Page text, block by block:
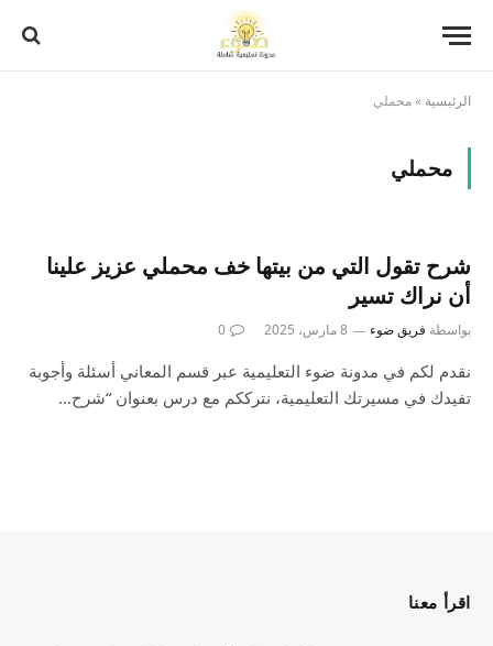
الرئيسية »محملي
محملي
شرح تقول التي من بيتها خف محملي عزيز علينا
أن نراك تسير
بواسطة فريق ضوء 8 مارس، 2025 0
نقدم لكم في مدونة ضوء التعليمية عبر قسم المعاني أسئلة وأجوبة
تفيدك في مسيرتك التعليمية، نترككم مع درس بعنوان “شرح…
اقرأ معنا